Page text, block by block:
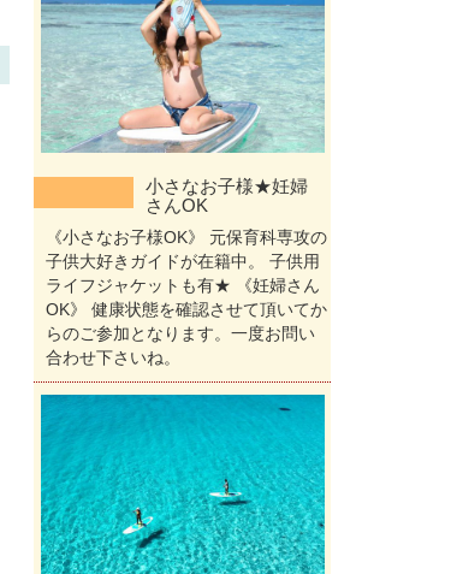
小さなお子様★妊婦
さんOK
《小さなお子様OK》 元保育科専攻の
子供大好きガイドが在籍中。 子供用
ライフジャケットも有★ 《妊婦さん
OK》 健康状態を確認させて頂いてか
らのご参加となります。一度お問い
合わせ下さいね。